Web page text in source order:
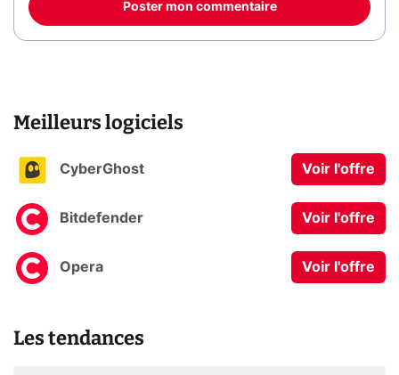
Poster mon commentaire
Meilleurs logiciels
CyberGhost Voir l'offre
Bitdefender Voir l'offre
Opera Voir l'offre
Les tendances